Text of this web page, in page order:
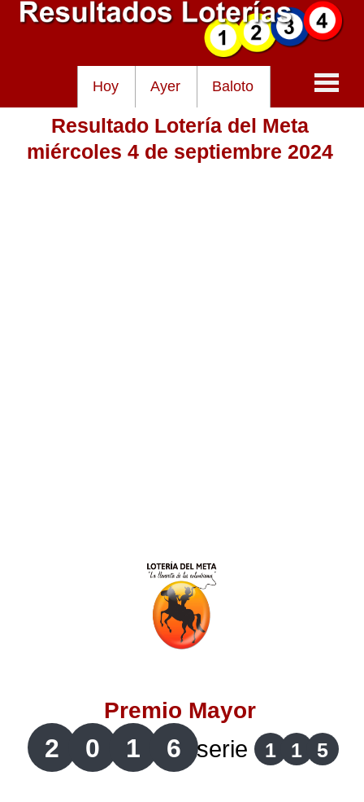
Hoy Ayer Baloto
Baloto
Lotería de Bogotá
Lotería de Risaralda
Lotería de Santander
Lotería del Cauca
Resultado Lotería del Meta
miércoles 4 de septiembre 2024
Premio Mayor
2 0 1 6 serie 1 1 5